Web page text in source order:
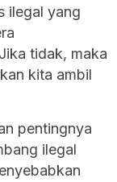
ilegal yang
tidak, maka
kita ambil
pentingnya
ilegal